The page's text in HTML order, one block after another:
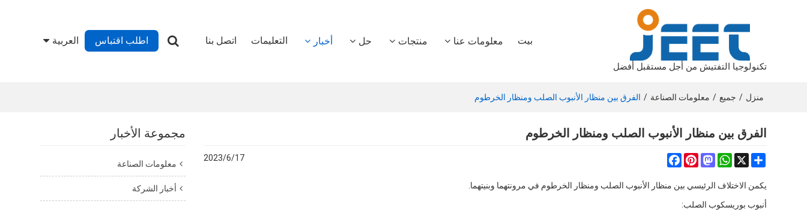
تكنولوجيا التفتيش من أجل مستقبل أفضل
بيت معلومات عنا منتجات حل أخبار التعليمات اتصل بنا اطلب اقتباس العربية
منزل / جميع / معلومات الصناعة / الفرق بين منظار الأنبوب الصلب ومنظار الخرطوم
مجموعة الأخبار
معلومات الصناعة
أخبار الشركة
الفرق بين منظار الأنبوب الصلب ومنظار الخرطوم
Share
FacebookPinterest
Mastodon
WhatsApp X
2023/6/17
يكمن الاختلاف الرئيسي بين منظار الأنبوب الصلب ومنظار الخرطوم في مرونتهما وبنيتهما.
أنبوب بوريسكوب الصلب: